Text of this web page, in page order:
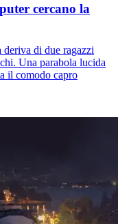
cercano la
deriva di due ragazzi
Una parabola lucida
il comodo capro